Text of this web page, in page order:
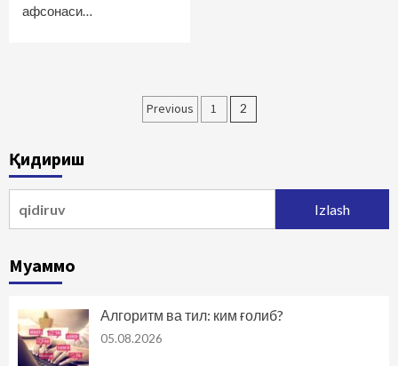
афсонаси…
Maqolalar
Previous 1 2
Қидириш
Муаммо
Алгоритм ва тил: ким ғолиб?
05.08.2026